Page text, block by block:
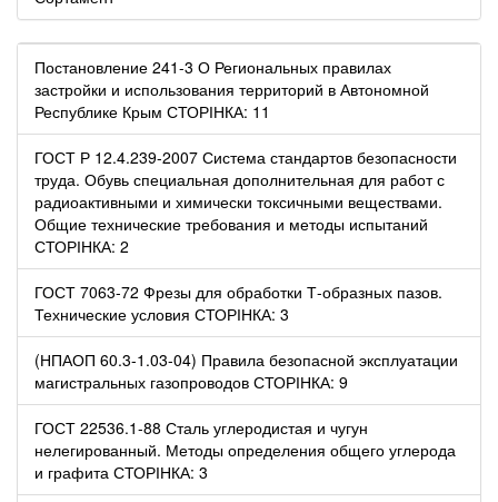
Постановление 241-3 О Региональных правилах
застройки и использования территорий в Автономной
Республике Крым СТОРІНКА: 11
ГОСТ Р 12.4.239-2007 Система стандартов безопасности
труда. Обувь специальная дополнительная для работ с
радиоактивными и химически токсичными веществами.
Общие технические требования и методы испытаний
СТОРІНКА: 2
ГОСТ 7063-72 Фрезы для обработки Т-образных пазов.
Технические условия СТОРІНКА: 3
(НПАОП 60.3-1.03-04) Правила безопасной эксплуатации
магистральных газопроводов СТОРІНКА: 9
ГОСТ 22536.1-88 Сталь углеродистая и чугун
нелегированный. Методы определения общего углерода
и графита СТОРІНКА: 3